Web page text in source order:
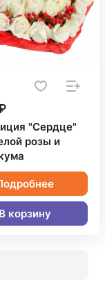
"Сердце"
розы и
В корзину